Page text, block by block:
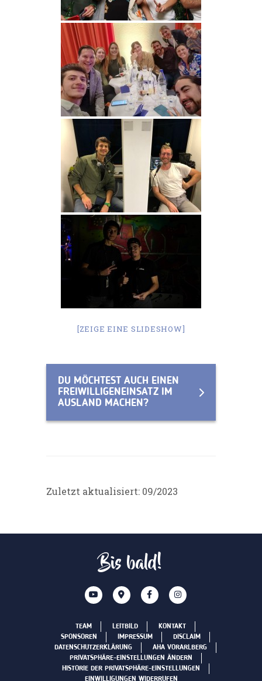
[ZEIGE EINE SLIDESHOW]
DU MÖCHTEST AUCH EINEN
FREIWILLIGENEINSATZ IM
AUSLAND MACHEN?
Zuletzt aktualisiert: 09/2023
Bis bald!
TEAM LEITBILD
KONTAKT
SPONSOREN
IMPRESSUM
DISCLAIM
DATENSCHUTZERKLÄRUNG
AHA VORARLBERG
PRIVATSPHÄRE-EINSTELLUNGEN ÄNDERN
HISTORIE DER PRIVATSPHÄRE-EINSTELLUNGEN
EINWILLIGUNGEN WIDERRUFEN